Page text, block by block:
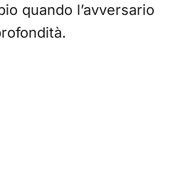
quando l’avversario